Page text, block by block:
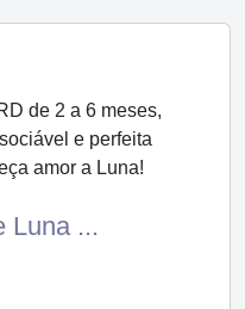
de 2 a 6 meses,
e perfeita
amor a Luna!
Luna ...